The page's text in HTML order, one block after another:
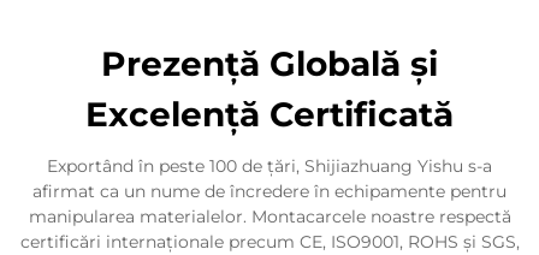
Prezență Globală și
Excelență Certificată
Exportând în peste 100 de țări, Shijiazhuang Yishu s-a
afirmat ca un nume de încredere în echipamente pentru
manipularea materialelor. Montacarcele noastre respectă
certificări internaționale precum CE, ISO9001, ROHS și SGS,